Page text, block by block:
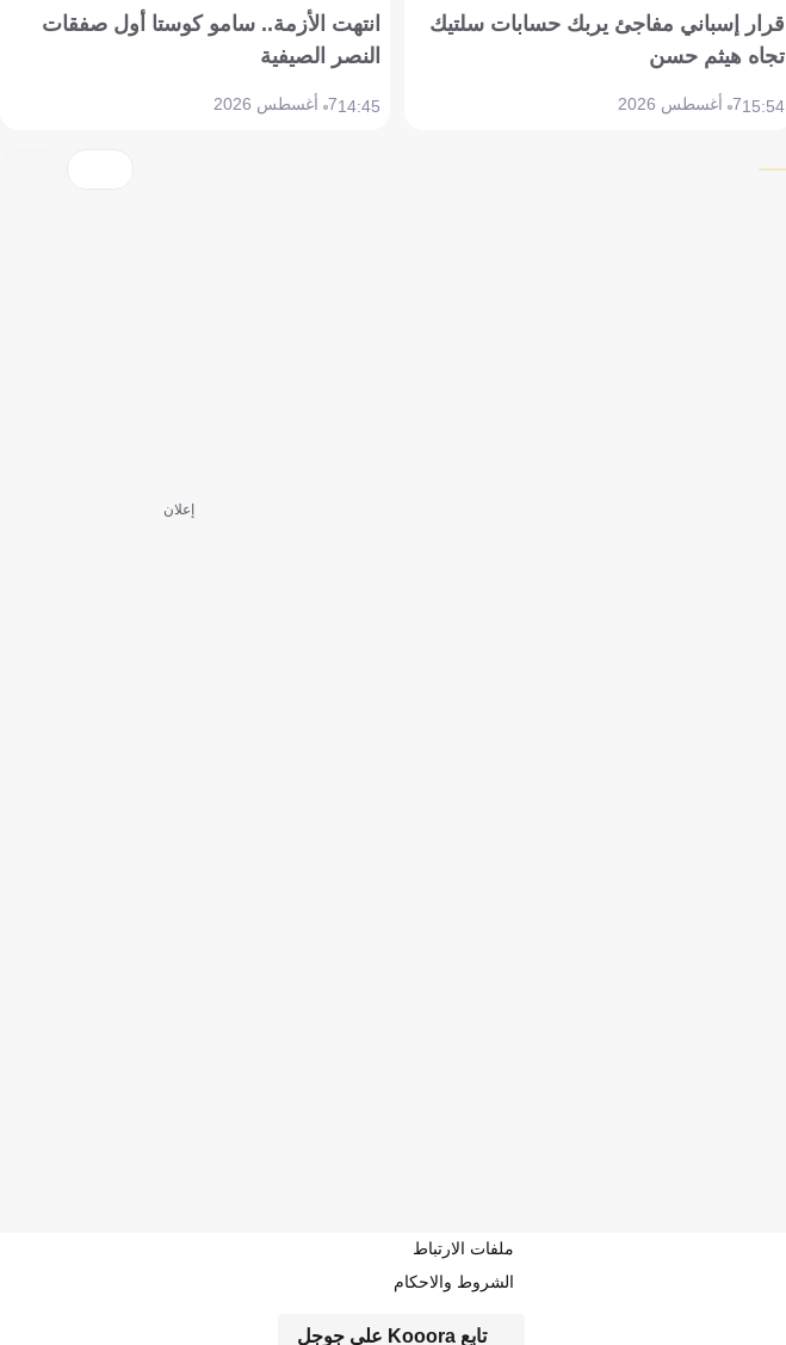
قرار إسباني مفاجئ يربك حسابات سلتيك
تجاه هيثم حسن
15:547 أغسطس 2026
انتهت الأزمة.. سامو كوستا أول صفقات
النصر الصيفية
14:457 أغسطس 2026
إعلان
تابع Kooora على جوجل
ملفات الارتباط
الشروط والاحكام